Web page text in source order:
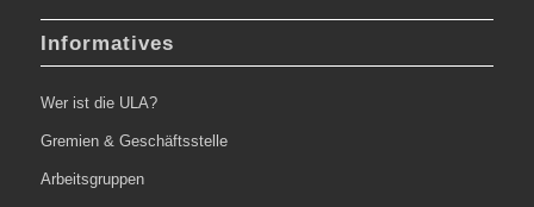
Informatives
Wer ist die ULA?
Gremien & Geschäftsstelle
Arbeitsgruppen